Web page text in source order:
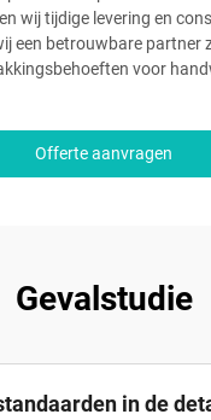
wij tijdige levering en
een betrouwbare partner
voor
Offerte aanvragen
Gevalstudie
in de